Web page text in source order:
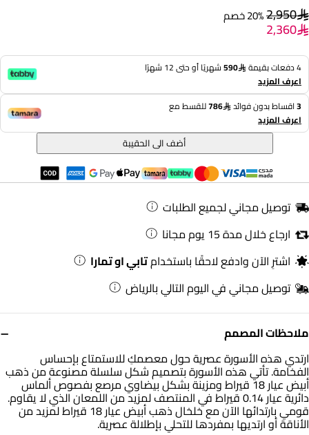
ملاحظات المصمم −
ارتدي هذه الأسورة عصرية حول معصمكِ للاستمتاع بإحساس
الفخامة. تأتي هذه الأسورة بتصميم شكل سلسلة مصنوعة من ذهب
أبيض عيار 18 قيراط ومزينة بشكل بيضاوي مرصع بفصوص ألماس
دائرية عيار 0.14 قيراط في المنتصف لمزيد من اللمعان الذي لا يقاوم.
قومي بارتدائها الآن مع خلخال ذهب أبيض عيار 18 قيراط لمزيد من
الأناقة أو ارتديها بمفردها للتحلي بإطلالة عصرية.
2,95020% خصم
2,360
4 دفعات بقيمة 590شهريًا أو حتى 12 شهرًا
اعرف المزيد
3اقساط بدون فوائد 786للقسط مع
اعرف المزيد
أضف الى الحقيبة
توصيل مجاني لجميع الطلبات
ارجاع خلال مدة 15 يوم مجانا
اشترِ الآن وادفع لاحقًا باستخدامتابي او تمارا
توصيل مجاني في اليوم التالي بالرياض